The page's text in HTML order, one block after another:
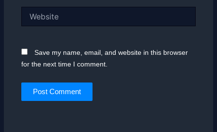
Save my name, email, and website in this browser
for the next time I comment.